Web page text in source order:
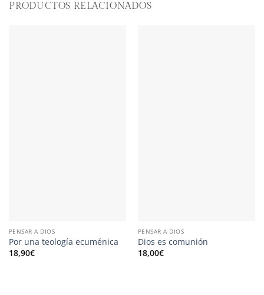
PRODUCTOS RELACIONADOS
PENSAR A DIOS
Por una teología ecuménica
18,90€
PENSAR A DIOS
Dios es comunión
18,00€